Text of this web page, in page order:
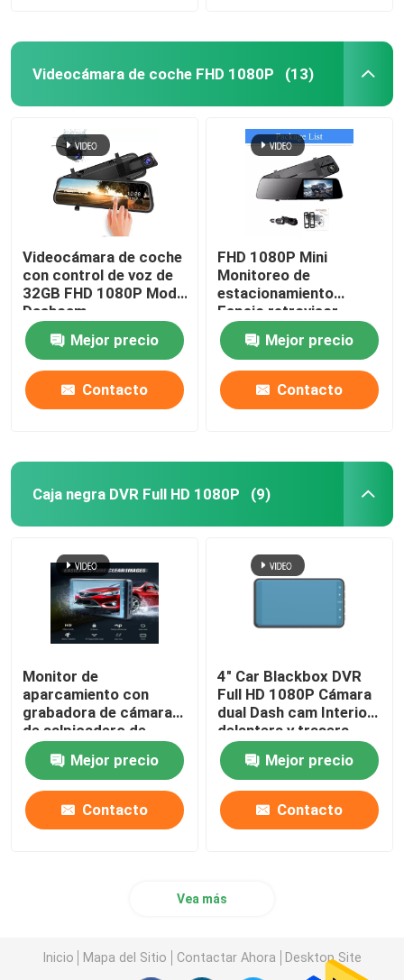
Videocámara de coche FHD 1080P (13)
Videocámara de coche
con control de voz de
32GB FHD 1080P Modo
Dashcam
Estacionamiento IP57
a prueba de agua
Mejor precio
Contacto
FHD 1080P Mini
Monitoreo de
estacionamiento
Espejo retrovisor
Grabador de coche
Cámara de doble lente
5V
Mejor precio
Contacto
Caja negra DVR Full HD 1080P (9)
Monitor de
aparcamiento con
grabadora de cámara
de salpicadero de
coche Blackbox de 4
pulgadas con
grabación en bucle
Mejor precio
Contacto
4" Car Blackbox DVR
Full HD 1080P Cámara
dual Dash cam Interior
delantera y trasera
Mejor precio
Contacto
Vea más
Inicio Mapa del Sitio Contactar Ahora Desktop Site